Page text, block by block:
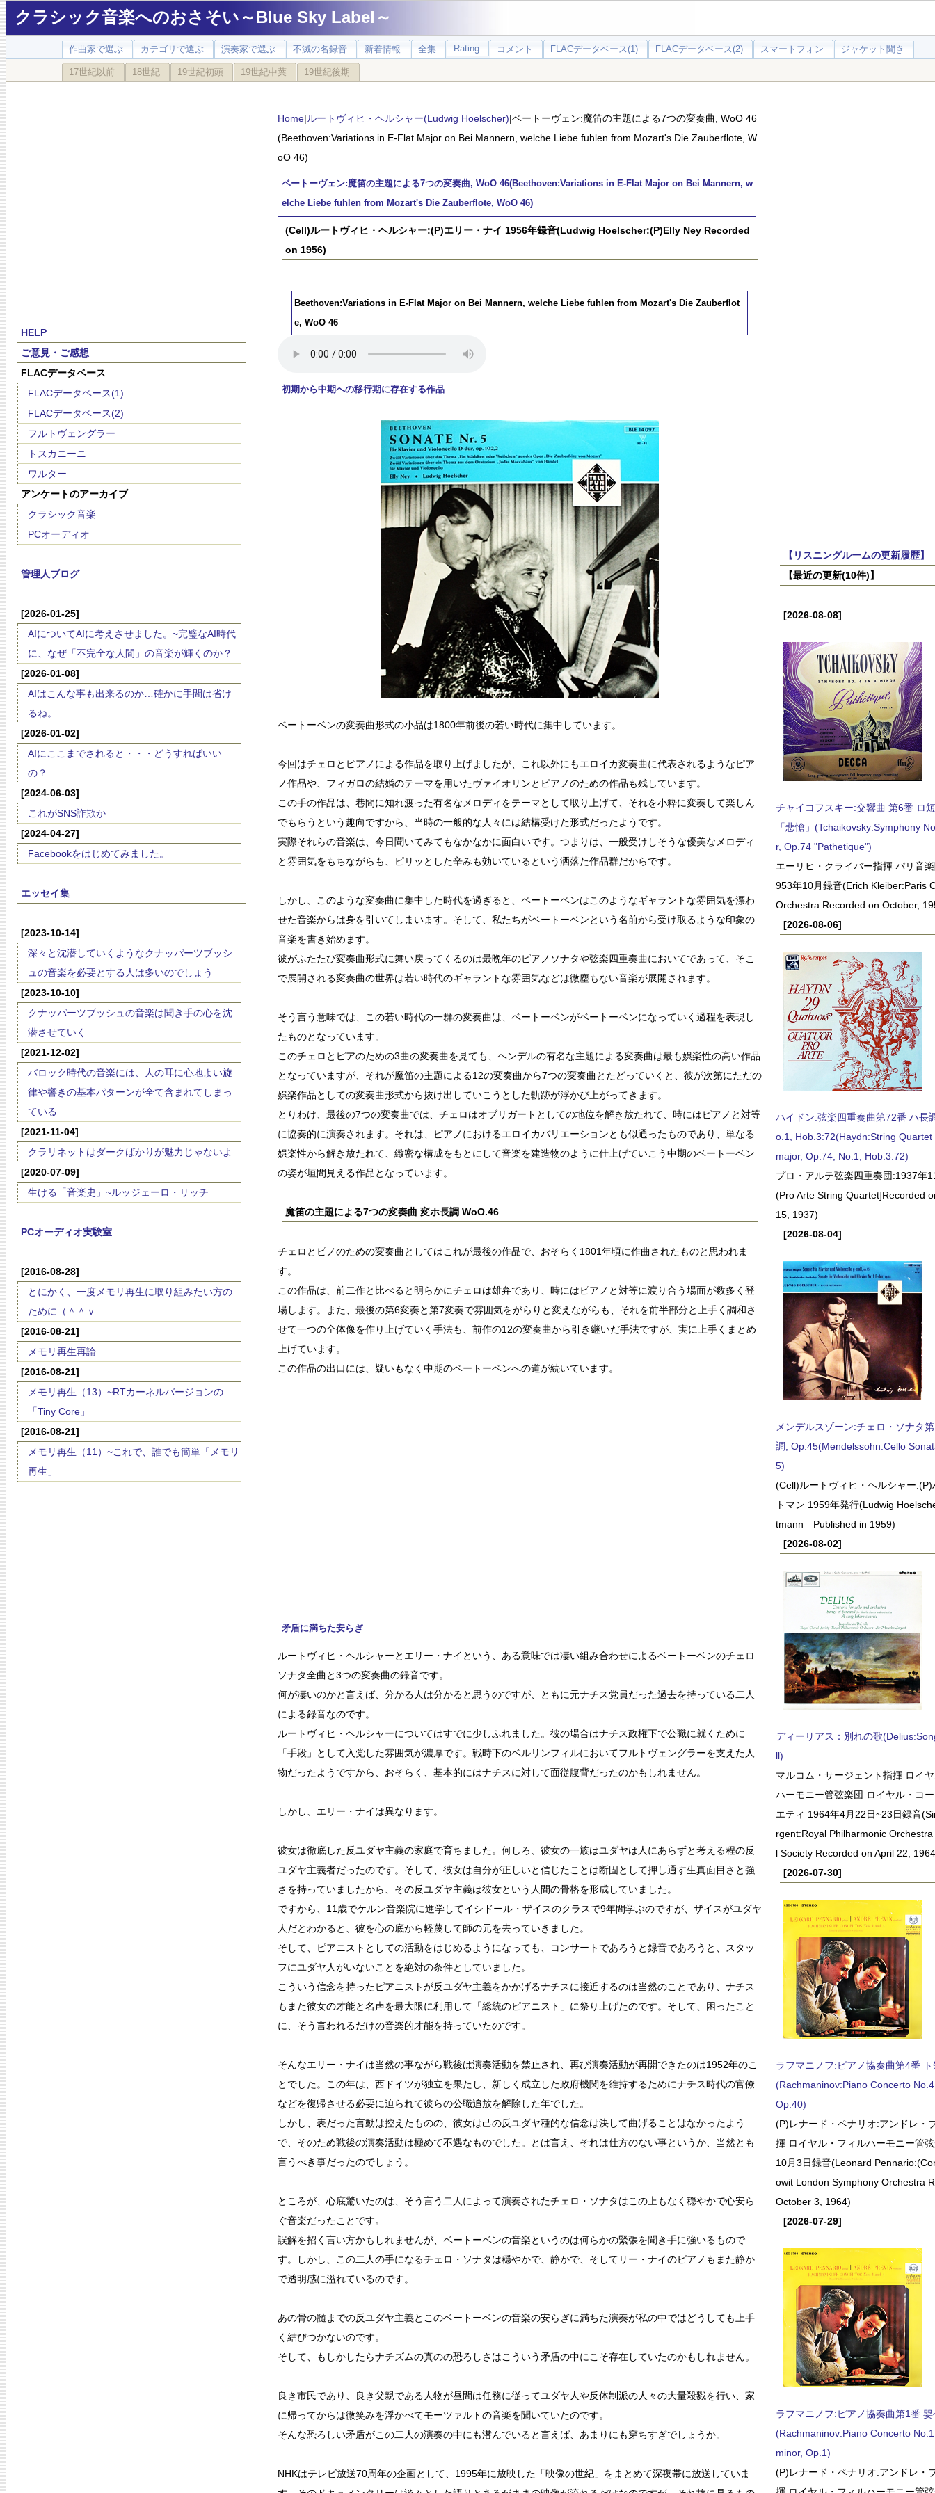
クラシック音楽へのおさそい～Blue Sky Label～
作曲家で選ぶ カテゴリで選ぶ 演奏家で選ぶ 不滅の名録音 新着情報 全集 Rating コメント FLACデータベース(1) FLACデータベース(2) スマートフォン ジャケット聞き
17世紀以前 18世紀 19世紀初頭 19世紀中葉 19世紀後期
HELP
ご意見・ご感想
FLACデータベース
FLACデータベース(1)
FLACデータベース(2)
フルトヴェングラー
トスカニーニ
ワルター
アンケートのアーカイブ
クラシック音楽
PCオーディオ
管理人ブログ
[2026-01-25]
AIについてAIに考えさせました。~完璧なAI時代
に、なぜ「不完全な人間」の音楽が輝くのか？
[2026-01-08]
AIはこんな事も出来るのか…確かに手間は省け
るね。
[2026-01-02]
AIにここまでされると・・・どうすればいい
の？
[2024-06-03]
これがSNS詐欺か
[2024-04-27]
Facebookをはじめてみました。
エッセイ集
[2023-10-14]
深々と沈潜していくようなクナッパーツブッシ
ュの音楽を必要とする人は多いのでしょう
[2023-10-10]
クナッパーツブッシュの音楽は聞き手の心を沈
潜させていく
[2021-12-02]
バロック時代の音楽には、人の耳に心地よい旋
律や響きの基本パターンが全て含まれてしまっ
ている
[2021-11-04]
クラリネットはダークばかりが魅力じゃないよ
[2020-07-09]
生ける「音楽史」~ルッジェーロ・リッチ
PCオーディオ実験室
[2016-08-28]
とにかく、一度メモリ再生に取り組みたい方の
ために（＾＾ｖ
[2016-08-21]
メモリ再生再論
[2016-08-21]
メモリ再生（13）~RTカーネルバージョンの
「Tiny Core」
[2016-08-21]
メモリ再生（11）~これで、誰でも簡単「メモリ
再生」
Home|ルートヴィヒ・ヘルシャー(Ludwig Hoelscher)|ベートーヴェン:魔笛の主題による7つの変奏曲, WoO 46
(Beethoven:Variations in E-Flat Major on Bei Mannern, welche Liebe fuhlen from Mozart's Die Zauberflote, W
oO 46)
ベートーヴェン:魔笛の主題による7つの変奏曲, WoO 46(Beethoven:Variations in E-Flat Major on Bei Mannern, w
elche Liebe fuhlen from Mozart's Die Zauberflote, WoO 46)
(Cell)ルートヴィヒ・ヘルシャー:(P)エリー・ナイ 1956年録音(Ludwig Hoelscher:(P)Elly Ney Recorded
on 1956)
Beethoven:Variations in E-Flat Major on Bei Mannern, welche Liebe fuhlen from Mozart's Die Zauberflot
e, WoO 46
初期から中期への移行期に存在する作品
ベートーベンの変奏曲形式の小品は1800年前後の若い時代に集中しています。
今回はチェロとピアノによる作品を取り上げましたが、これ以外にもエロイカ変奏曲に代表されるようなピア
ノ作品や、フィガロの結婚のテーマを用いたヴァイオリンとピアノのための作品も残しています。
この手の作品は、巷間に知れ渡った有名なメロディをテーマとして取り上げて、それを小粋に変奏して楽しん
でもらうという趣向ですから、当時の一般的な人々には結構受けた形式だったようです。
実際それらの音楽は、今日聞いてみてもなかなかに面白いです。つまりは、一般受けしそうな優美なメロディ
と雰囲気をもちながらも、ピリッとした辛みも効いているという洒落た作品群だからです。
しかし、このような変奏曲に集中した時代を過ぎると、ベートーベンはこのようなギャラントな雰囲気を漂わ
せた音楽からは身を引いてしまいます。そして、私たちがベートーベンという名前から受け取るような印象の
音楽を書き始めます。
彼がふたたび変奏曲形式に舞い戻ってくるのは最晩年のピアノソナタや弦楽四重奏曲においてであって、そこ
で展開される変奏曲の世界は若い時代のギャラントな雰囲気などは微塵もない音楽が展開されます。
そう言う意味では、この若い時代の一群の変奏曲は、ベートーベンがベートーベンになっていく過程を表現し
たものとなっています。
このチェロとピアのための3曲の変奏曲を見ても、ヘンデルの有名な主題による変奏曲は最も娯楽性の高い作品
となっていますが、それが魔笛の主題による12の変奏曲から7つの変奏曲とたどっていくと、彼が次第にただの
娯楽作品としての変奏曲形式から抜け出していこうとした軌跡が浮かび上がってきます。
とりわけ、最後の7つの変奏曲では、チェロはオブリガートとしての地位を解き放たれて、時にはピアノと対等
に協奏的に演奏されます。それは、ピアノにおけるエロイカバリエーションとも似通ったものであり、単なる
娯楽性から解き放たれて、緻密な構成をもとにして音楽を建造物のように仕上げていこう中期のベートーベン
の姿が垣間見える作品となっています。
魔笛の主題による7つの変奏曲 変ホ長調 WoO.46
チェロとピノのための変奏曲としてはこれが最後の作品で、おそらく1801年頃に作曲されたものと思われま
す。
この作品は、前二作と比べると明らかにチェロは雄弁であり、時にはピアノと対等に渡り合う場面が数多く登
場します。また、最後の第6変奏と第7変奏で雰囲気をがらりと変えながらも、それを前半部分と上手く調和さ
せて一つの全体像を作り上げていく手法も、前作の12の変奏曲から引き継いだ手法ですが、実に上手くまとめ
上げています。
この作品の出口には、疑いもなく中期のベートーベンへの道が続いています。
矛盾に満ちた安らぎ
ルートヴィヒ・ヘルシャーとエリー・ナイという、ある意味では凄い組み合わせによるベートーベンのチェロ
ソナタ全曲と3つの変奏曲の録音です。
何が凄いのかと言えば、分かる人は分かると思うのですが、ともに元ナチス党員だった過去を持っている二人
による録音なのです。
ルートヴィヒ・ヘルシャーについてはすでに少しふれました。彼の場合はナチス政権下で公職に就くために
「手段」として入党した雰囲気が濃厚です。戦時下のベルリンフィルにおいてフルトヴェングラーを支えた人
物だったようですから、おそらく、基本的にはナチスに対して面従腹背だったのかもしれません。
しかし、エリー・ナイは異なります。
彼女は徹底した反ユダヤ主義の家庭で育ちました。何しろ、彼女の一族はユダヤは人にあらずと考える程の反
ユダヤ主義者だったのです。そして、彼女は自分が正しいと信じたことは断固として押し通す生真面目さと強
さを持っていましたから、その反ユダヤ主義は彼女という人間の骨格を形成していました。
ですから、11歳でケルン音楽院に進学してイシドール・ザイスのクラスで9年間学ぶのですが、ザイスがユダヤ
人だとわかると、彼を心の底から軽蔑して師の元を去っていきました。
そして、ピアニストとしての活動をはじめるようになっても、コンサートであろうと録音であろうと、スタッ
フにユダヤ人がいないことを絶対の条件としていました。
こういう信念を持ったピアニストが反ユダヤ主義をかかげるナチスに接近するのは当然のことであり、ナチス
もまた彼女の才能と名声を最大限に利用して「総統のピアニスト」に祭り上げたのです。そして、困ったこと
に、そう言われるだけの音楽的才能を持っていたのです。
そんなエリー・ナイは当然の事ながら戦後は演奏活動を禁止され、再び演奏活動が再開できたのは1952年のこ
とでした。この年は、西ドイツが独立を果たし、新しく成立した政府機関を維持するためにナチス時代の官僚
などを復帰させる必要に迫られて彼らの公職追放を解除した年でした。
しかし、表だった言動は控えたものの、彼女は己の反ユダヤ種的な信念は決して曲げることはなかったよう
で、そのため戦後の演奏活動は極めて不遇なものでした。とは言え、それは仕方のない事というか、当然とも
言うべき事だったのでしょう。
ところが、心底驚いたのは、そう言う二人によって演奏されたチェロ・ソナタはこの上もなく穏やかで心安ら
ぐ音楽だったことです。
誤解を招く言い方かもしれませんが、ベートーベンの音楽というのは何らかの緊張を聞き手に強いるもので
す。しかし、この二人の手になるチェロ・ソナタは穏やかで、静かで、そしてリー・ナイのピアノもまた静か
で透明感に溢れているのです。
あの骨の髄までの反ユダヤ主義とこのベートーベンの音楽の安らぎに満ちた演奏が私の中ではどうしても上手
く結びつかないのです。
そして、もしかしたらナチズムの真のの恐ろしさはこういう矛盾の中にこそ存在していたのかもしれません。
良き市民であり、良き父親である人物が昼間は任務に従ってユダヤ人や反体制派の人々の大量殺戮を行い、家
に帰ってからは微笑みを浮かべてモーツァルトの音楽を聞いていたのです。
そんな恐ろしい矛盾がこの二人の演奏の中にも潜んでいると言えば、あまりにも穿ちすぎでしょうか。
NHKはテレビ放送70周年の企画として、1995年に放映した「映像の世紀」をまとめて深夜帯に放送していま
【リスニングルームの更新履歴】
【最近の更新(10件)】
[2026-08-08]
チャイコフスキー:交響曲 第6番 ロ
「悲愴」(Tchaikovsky:Symphony
r, Op.74 "Pathetique")
エーリヒ・クライバー指揮 パリ音
953年10月録音(Erich Kleiber:Paris
Orchestra Recorded on October,
[2026-08-06]
ハイドン:弦楽四重奏曲第72番 ハ長
o.1, Hob.3:72(Haydn:String Quartet
major, Op.74, No.1, Hob.3:72)
プロ・アルテ弦楽四重奏団:1937年
(Pro Arte String Quartet]Recorded
15, 1937)
[2026-08-04]
メンデルスゾーン:チェロ・ソナタ
調, Op.45(Mendelssohn:Cello
5)
(Cell)ルートヴィヒ・ヘルシャー
トマン 1959年発行(Ludwig
tmann Published in 1959)
[2026-08-02]
ディーリアス：別れの歌
ll)
マルコム・サージェント指揮 ロイ
ハーモニー管弦楽団 ロイヤル・コ
エティ 1964年4月22日~23日録音
rgent:Royal Philharmonic
l Society Recorded on April 22,
[2026-07-30]
ラフマニノフ:ピアノ協奏曲第4番
(Rachmaninov:Piano Concerto
Op.40)
(P)レナード・ペナリオ:アンドレ・
揮 ロイヤル・フィルハーモニー管
10月3日録音(Leonard
owit London Symphony Orchestra
October 3, 1964)
[2026-07-29]
ラフマニノフ:ピアノ協奏曲第1番
(Rachmaninov:Piano Concerto
minor, Op.1)
(P)レナード・ペナリオ:アンドレ・